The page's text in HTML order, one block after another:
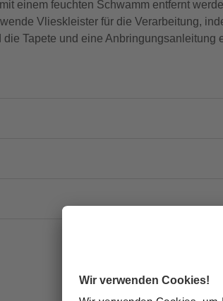
einem feuchten Schwamm entfernt
Vlieskleister für die Verarbeitung,
Tapete und eine Anbringungsanleitung